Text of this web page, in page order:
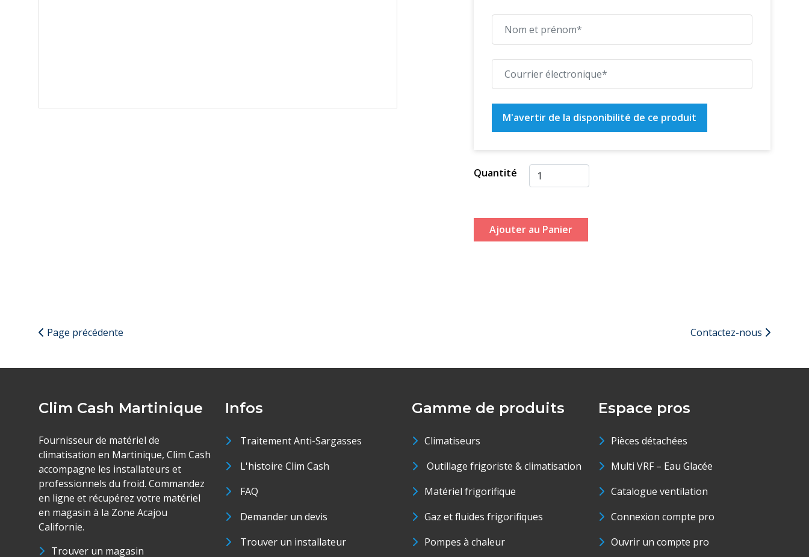
M'avertir de la disponibilité de ce produit
Quantité
Ajouter au Panier
Page précédente Contactez-nous
Clim Cash Martinique
Fournisseur de matériel de
climatisation en Martinique, Clim Cash
accompagne les installateurs et
professionnels du froid. Commandez
en ligne et récupérez votre matériel
en magasin à la Zone Acajou
Californie.
Trouver un magasin
Infos
Traitement Anti-Sargasses
L'histoire Clim Cash
FAQ
Demander un devis
Trouver un installateur
Gamme de produits
Climatiseurs
Outillage frigoriste & climatisation
Matériel frigorifique
Gaz et fluides frigorifiques
Pompes à chaleur
Espace pros
Pièces détachées
Multi VRF – Eau Glacée
Catalogue ventilation
Connexion compte pro
Ouvrir un compte pro